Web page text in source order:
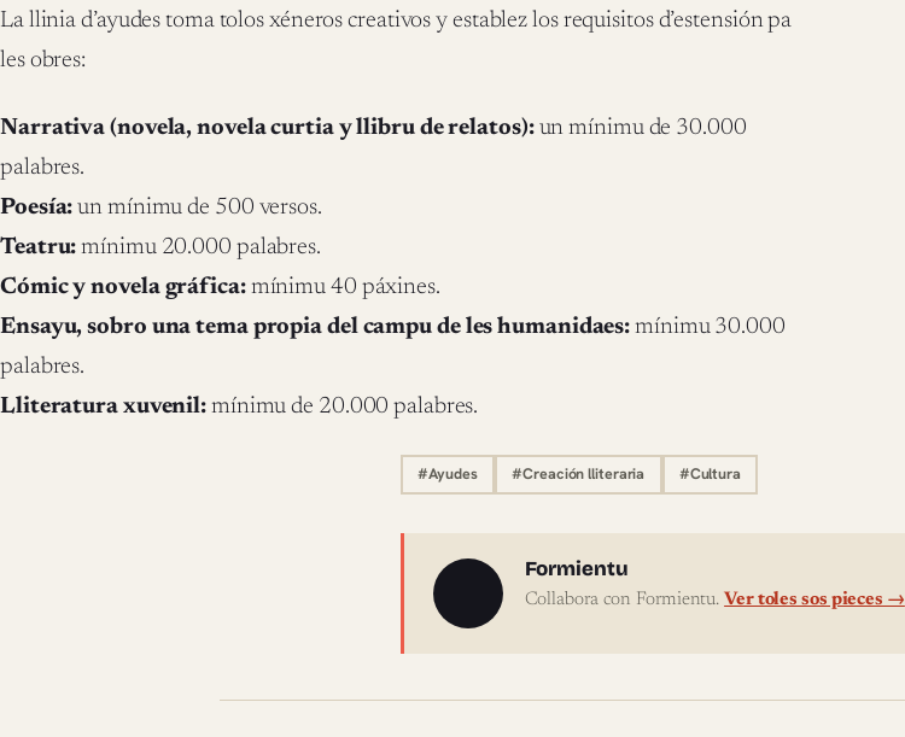
La llinia d’ayudes toma tolos xéneros creativos y establez los requisitos d’estensión pa
les obres:
Narrativa (novela, novela curtia y llibru de relatos):un mínimu de 30.000
palabres.
Poesía: un mínimu de 500 versos.
Teatru: mínimu 20.000 palabres.
Cómic y novela gráfica:mínimu 40 páxines.
Ensayu, sobro una tema propia del campu de les humanidaes: mínimu 30.000
palabres.
Lliteratura xuvenil: mínimu de 20.000 palabres.
#Ayudes #Creación lliteraria #Cultura
Sobre l'autor
Formientu
Collabora con Formientu. Ver toles sos pieces →